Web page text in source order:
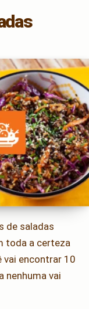
de saladas
toda a certeza
vai encontrar 10
nenhuma vai